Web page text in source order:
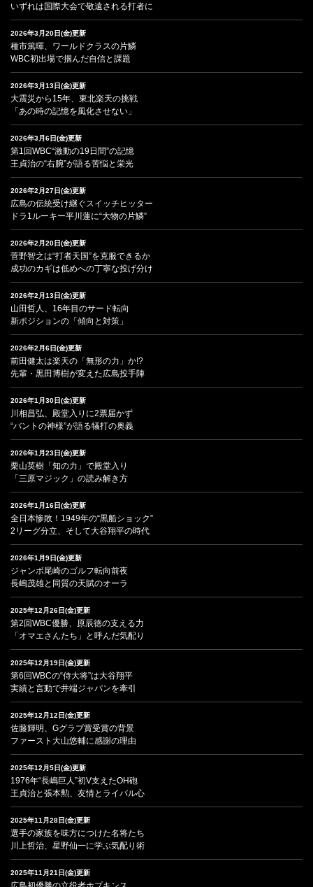
いずれは国際大会で敬遠される打者に
2026年3月20日(金)更新
種市篤暉、ワールドクラスの片鱗
WBC初出場で掴んだ自信と課題
2026年3月13日(金)更新
大震災から15年、東北楽天の挑戦
「あの時の記憶を風化させない」
2026年3月6日(金)更新
第1回WBC“激動の19日間”の記憶
王貞治の“右腕”が語る苦悩と栄光
2026年2月27日(金)更新
広島の伝統受け継ぐスイッチヒッター
ドラ1ルーキー平川蓮に“大物の片鱗”
2026年2月20日(金)更新
菅野智之は“打者天国”を克服できるか
成功のカギは低めへの丁寧な投げ分け
2026年2月13日(金)更新
山田哲人、16年目のサード転向
新ポジションの「傾向と対策」
2026年2月6日(金)更新
前田健太は楽天の「無形の力」か!?
先輩・黒田博樹が変えた広島投手陣
2026年1月30日(金)更新
川相昌弘、殿堂入りに2票届かず
“バントの神様”が語る犠打の奥義
2026年1月23日(金)更新
栗山英樹「知の力」で殿堂入り
「三原マジック」の読み解き方
2026年1月16日(金)更新
全日本惨敗！1949年の“黒船ショック”
2リーグ分立、そして大谷翔平の時代
2026年1月9日(金)更新
ジャンボ尾崎のゴルフ転向前夜
長嶋茂雄と同質の天賦のオーラ
2025年12月26日(金)更新
第2回WBC優勝、原辰徳の支える力
「オマエさんたち」と呼んだ気配り
2025年12月19日(金)更新
第6回WBCの“侍大将”は大谷翔平
実績と言動で井端ジャパンを牽引
2025年12月12日(金)更新
佐藤輝明、Gグラブ賞受賞の背景
ファースト大山悠輔に感謝の理由
2025年12月5日(金)更新
1976年“長嶋巨人”初V支えたOH砲
王貞治と張本勲、友情とライバル心
2025年11月28日(金)更新
選手の家族を味方につけた名将たち
川上哲治、星野仙一に学ぶ気配り術
2025年11月21日(金)更新